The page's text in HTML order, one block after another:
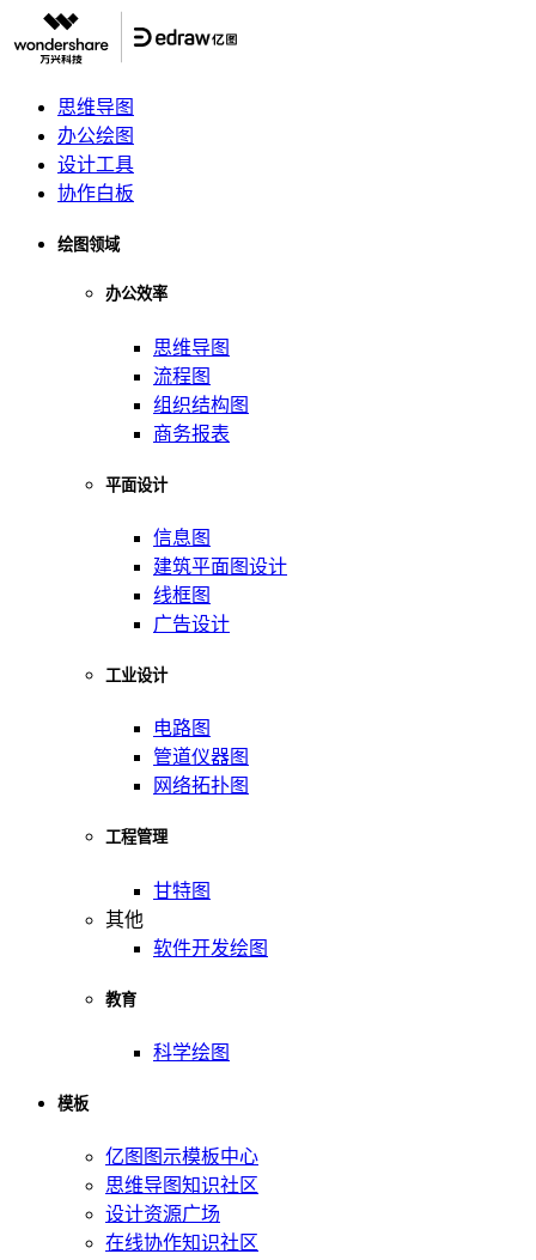
思维导图
办公绘图
设计工具
协作白板
绘图领域
办公效率
思维导图
流程图
组织结构图
商务报表
平面设计
信息图
建筑平面图设计
线框图
广告设计
工业设计
电路图
管道仪器图
网络拓扑图
工程管理
甘特图
其他
软件开发绘图
教育
科学绘图
模板
亿图图示模板中心
思维导图知识社区
设计资源广场
在线协作知识社区